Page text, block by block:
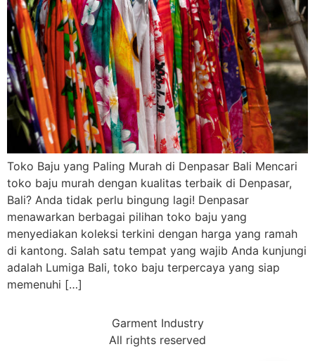
Toko Baju yang Paling Murah di Denpasar Bali Mencari
toko baju murah dengan kualitas terbaik di Denpasar,
Bali? Anda tidak perlu bingung lagi! Denpasar
menawarkan berbagai pilihan toko baju yang
menyediakan koleksi terkini dengan harga yang ramah
di kantong. Salah satu tempat yang wajib Anda kunjungi
adalah Lumiga Bali, toko baju terpercaya yang siap
memenuhi […]
Garment Industry
All rights reserved